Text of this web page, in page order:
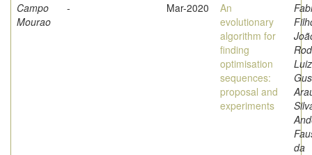
Campo
Mourao
- Mar-2020
An
evolutionary
algorithm for
finding
optimisation
sequences:
proposal and
experiments
Luiz
da